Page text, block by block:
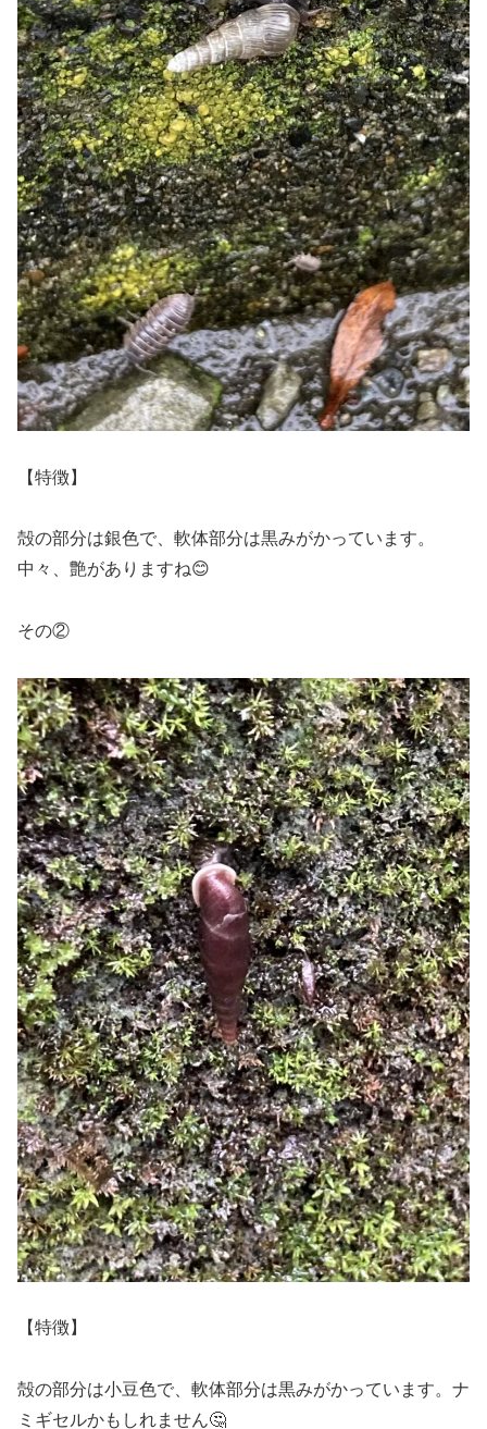
【特徴】
殻の部分は銀色で、軟体部分は黒みがかっています。
中々、艶がありますね😊
その②
【特徴】
殻の部分は小豆色で、軟体部分は黒みがかっています。ナ
ミギセルかもしれません🤔